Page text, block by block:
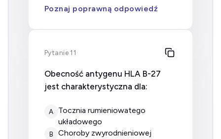
Poznaj poprawną odpowiedź
Pytanie 11
Obecność antygenu HLA B-27
jest charakterystyczna dla:
A
tocznia rumieniowatego
układowego
B
choroby zwyrodnieniowej